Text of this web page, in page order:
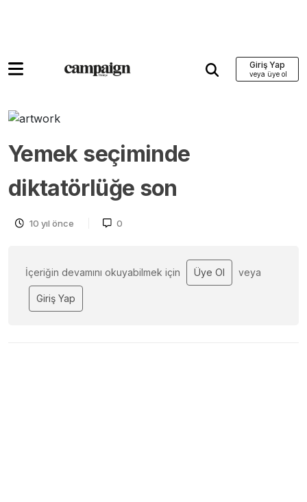
Giriş Yap
Yemek seçiminde
diktatörlüğe son
10 yıl önce 0
İçeriğin devamını okuyabilmek için Üye Ol veya
Giriş Yap